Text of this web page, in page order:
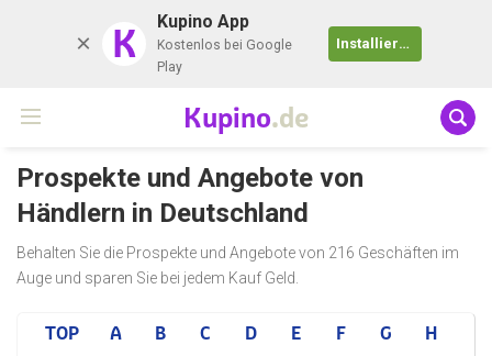
K Kupino App
Kostenlos bei Google
Play
Installieren
Kupino.de
Prospekte und Angebote von
Händlern in Deutschland
Behalten Sie die Prospekte und Angebote von 216 Geschäften im
Auge und sparen Sie bei jedem Kauf Geld.
TOP A B C D E F G
H